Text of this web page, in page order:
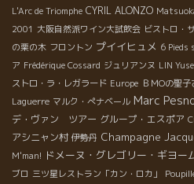
L'Arc de Triomphe CYRIL ALONZO
2001 大阪自然派ワイン大試飲会 ビストロ・
の栗の木 フロントン プイイヒュメ 6 Pieds
ア Frédérique Cossard ジュリアンヌ LIN
ストロ・ラ・レガラード Europe ＢＭОの聖子
Laguerre マルク・ぺナベール Marc
デ・ヴァン ツアー グループ・エスポア
アシニャン村 伊勢丹 Champagne
M'man! ドメーヌ・グレゴリー・ギヨー
ブロ 三ツ星レストラン「カン・ロカ」